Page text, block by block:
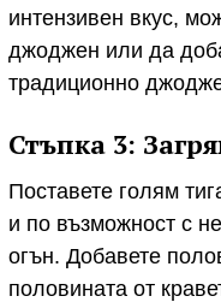
интензивен вкус,
джоджен или да
традиционно
Стъпка 3:
Поставете голям
и по възможност с
огън. Добавете
половината от